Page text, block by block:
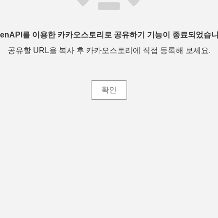
를 이용한 카카오스토리로 공유하기 기능이 종료되었습
공유할 URL을 복사 후 카카오스토리에 직접 등록해 보세요.
확인